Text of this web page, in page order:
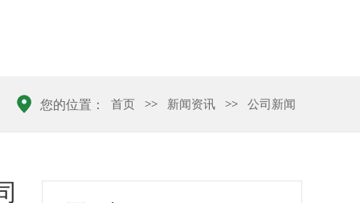
您的位置： 首页 >> 新闻资讯 >> 公司新闻